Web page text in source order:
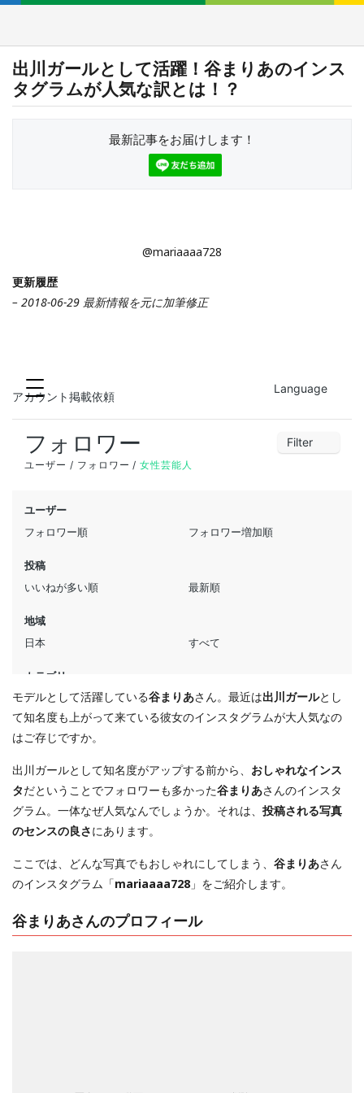
出川ガールとして活躍！谷まりあのインス
タグラムが人気な訳とは！？
最新記事をお届けします！
@mariaaaa728
更新履歴
– 2018-06-29 最新情報を元に加筆修正
モデルとして活躍している谷まりあさん。最近は出川ガールとし
て知名度も上がって来ている彼女のインスタグラムが大人気なの
はご存じですか。
出川ガールとして知名度がアップする前から、 おしゃれなインス
タだということでフォロワーも多かった谷まりあさんのインスタ
グラム。一体なぜ人気なんでしょうか。それは、 投稿される写真
のセンスの良さにあります。
ここでは、どんな写真でもおしゃれにしてしまう、 谷まりあさん
のインスタグラム「mariaaaa728」をご紹介します。
谷まりあさんのプロフィール